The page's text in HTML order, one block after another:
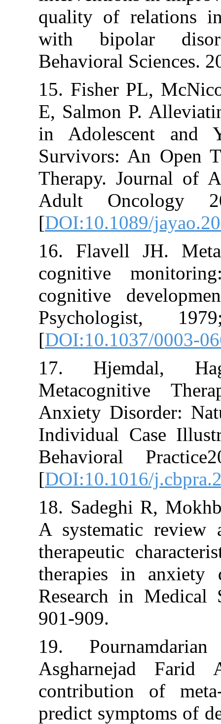
quality of
with
Behavioral
15. Fisher PL,
E, Salmon P.
in
Survivors: An
Therapy.
Adult
[DOI:10.1089/
16. Flavell
cognitive
cognitive
[DOI:10.1037/
17.
Anxiety
Individual
Behavioral
[DOI:10.1016/
18. Sadeghi
A systematic
therapeutic
therapies in
Research in
901-909.
19.
Asgharnejad
contribution
predict